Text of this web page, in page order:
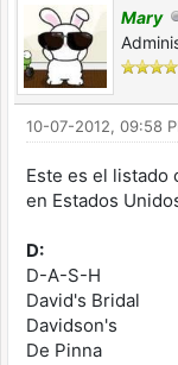
Mary
10-07-2012, 09:58
Este es el listado
en Estados
D:
D-A-S-H
David's Bridal
Davidson's
De Pinna